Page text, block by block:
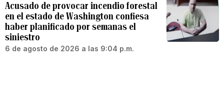
Acusado de provocar incendio forestal
en el estado de Washington confiesa
haber planificado por semanas el
siniestro
6 de agosto de 2026 a las 9:04 p.m.